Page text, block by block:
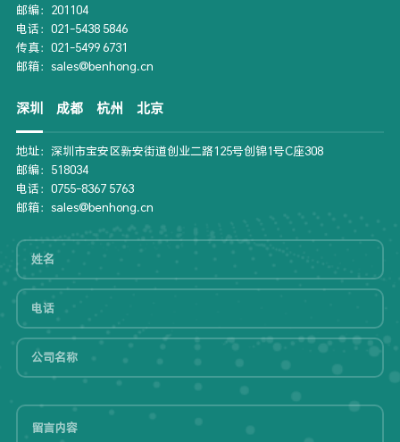
邮编：201104
电话：021-5438 5846
传真：021-5499 6731
邮箱：sales@benhong.cn
深圳 成都 杭州 北京
地址：深圳市宝安区新安街道创业二路125号创锦1号C座308
邮编：518034
电话：0755-8367 5763
邮箱：sales@benhong.cn